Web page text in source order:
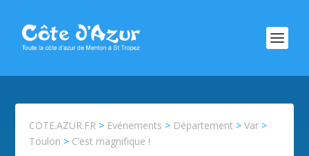
COTE.AZUR.FR > Evénements > Département >Var >
Toulon > C’est magnifique !